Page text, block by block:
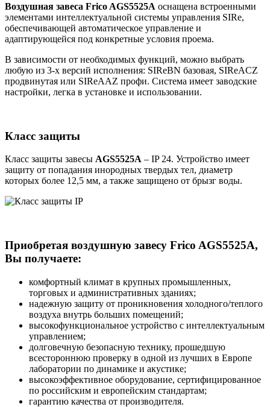
Воздушная завеса Frico AGS5525A оснащена встроенными
элементами интеллектуальной системы управления SIRe,
обеспечивающей автоматическое управление и
адаптирующейся под конкретные условия проема.
В зависимости от необходимых функций, можно выбрать
любую из 3-х версий исполнения: SIReBN базовая, SIReACZ
продвинутая или SIReAAZ профи. Система имеет заводские
настройки, легка в установке и использовании.
Класс защиты
Класс защиты завесы AGS5525A – IP 24. Устройство имеет
защиту от попадания инородных твердых тел, диаметр
которых более 12,5 мм, а также защищено от брызг воды.
Приобретая воздушную завесу Frico AGS5525A,
Вы получаете:
комфортный климат в крупных промышленных,
торговых и административных зданиях;
надежную защиту от проникновения холодного/теплого
воздуха внутрь больших помещений;
высокофункциональное устройство с интеллектуальным
управлением;
долговечную безопасную технику, прошедшую
всестороннюю проверку в одной из лучших в Европе
лаборатории по динамике и акустике;
высокоэффективное оборудование, сертифицированное
по российским и европейским стандартам;
гарантию качества от производителя.